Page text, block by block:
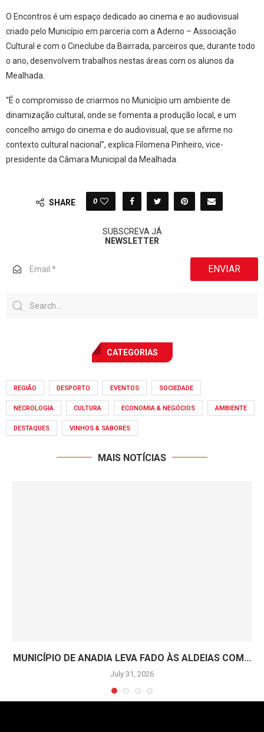
O Encontros é um espaço dedicado ao cinema e ao audiovisual
criado pelo Município em parceria com a Aderno – Associação
Cultural e com o Cineclube da Bairrada, parceiros que, durante todo
o ano, desenvolvem trabalhos nestas áreas com os alunos da
Mealhada.
“É o compromisso de criarmos no Município um ambiente de
dinamização cultural, onde se fomenta a produção local, e um
concelho amigo do cinema e do audiovisual, que se afirme no
contexto cultural nacional”, explica Filomena Pinheiro, vice-
presidente da Câmara Municipal da Mealhada.
SHARE 0
SUBSCREVA JÁ
NEWSLETTER
ENVIAR
CATEGORIAS
REGIÃO DESPORTO EVENTOS SOCIEDADE
NECROLOGIA CULTURA ECONOMIA & NEGÓCIOS AMBIENTE
DESTAQUES VINHOS & SABORES
MAIS NOTÍCIAS
MUNICÍPIO DE ANADIA LEVA FADO ÀS ALDEIAS COM...
July 31, 2026